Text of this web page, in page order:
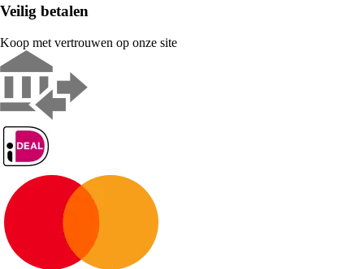
Veilig betalen
Koop met vertrouwen op onze site